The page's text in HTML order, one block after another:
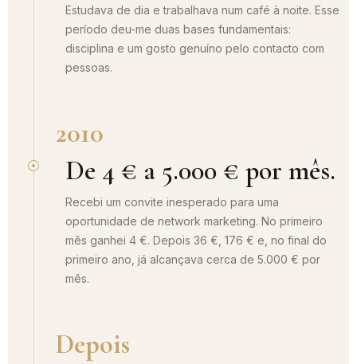
Estudava de dia e trabalhava num café à noite. Esse
período deu-me duas bases fundamentais:
disciplina e um gosto genuíno pelo contacto com
pessoas.
2010
De 4 € a 5.000 € por mês.
Recebi um convite inesperado para uma
oportunidade de network marketing. No primeiro
mês ganhei 4 €. Depois 36 €, 176 € e, no final do
primeiro ano, já alcançava cerca de 5.000 € por
mês.
Depois